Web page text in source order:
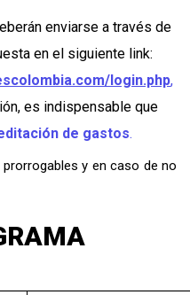
enviarse a través de
en el siguiente link:
login.php,
es indispensable que
de gastos.
y en caso de no